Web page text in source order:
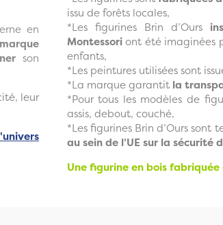
en
marque
son
leur
issu de forêts locales,
*Les figurines Brin d’Ours
Montessoriont été imaginées
enfants,
*Les peintures utilisées sont
*La marque garantit la
*Pour tous les modèles de
assis, debout, couché,
*Les figurines Brin d’Ours sont
au sein de l’UE sur la sécurité
Une figurine en bois fabriquée